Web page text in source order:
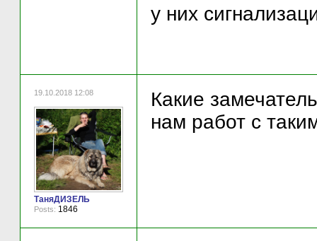
у них
19.10.2018 12:08
ТаняДИЗЕЛЬ
Posts: 1846
Какие
нам работ с